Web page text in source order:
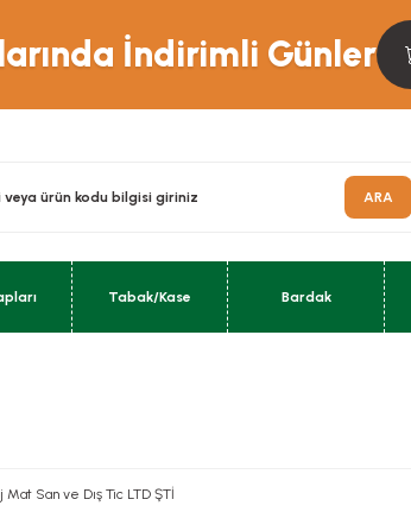
İndirimli Günler
ARA
Tabak/Kase Bardak
San ve Dış Tic LTD ŞTİ